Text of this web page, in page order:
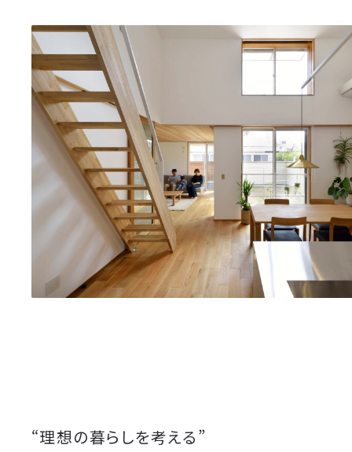
“理想の暮らしを考える”